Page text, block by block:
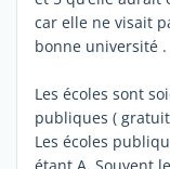
car elle ne visait
bonne université .
Les écoles sont
publiques (
Les écoles